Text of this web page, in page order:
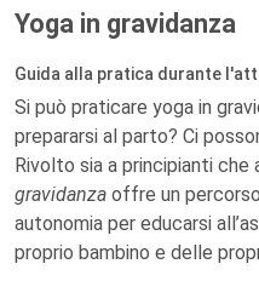
Yoga in gravidanza
Guida alla pratica durante
Si può praticare yoga in
prepararsi al parto? Ci
Rivolto sia a principianti che
gravidanza offre un
autonomia per educarsi
proprio bambino e delle